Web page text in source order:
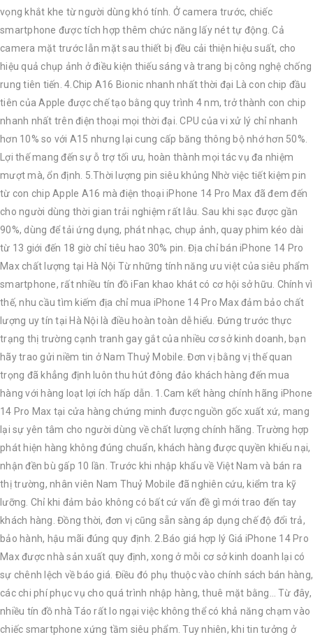
vọng khắt khe từ người dùng khó tính. Ở camera trước, chiếc
smartphone được tích hợp thêm chức năng lấy nét tự động. Cả
camera mặt trước lẫn mặt sau thiết bị đều cải thiện hiệu suất, cho
hiệu quả chụp ảnh ở điều kiện thiếu sáng và trang bị công nghệ chống
rung tiên tiến. 4.Chip A16 Bionic nhanh nhất thời đại Là con chip đầu
tiên của Apple được chế tạo bằng quy trình 4 nm, trở thành con chip
nhanh nhất trên điện thoại mọi thời đại. CPU của vi xử lý chỉ nhanh
hơn 10% so với A15 nhưng lại cung cấp băng thông bộ nhớ hơn 50%.
Lợi thế mang đến sự ỗ trợ tối ưu, hoàn thành mọi tác vụ đa nhiệm
mượt mà, ổn định. 5.Thời lượng pin siêu khủng Nhờ việc tiết kiệm pin
từ con chip Apple A16 mà điện thoại iPhone 14 Pro Max đã đem đến
cho người dùng thời gian trải nghiệm rất lâu. Sau khi sạc được gần
90%, dùng để tải ứng dụng, phát nhạc, chụp ảnh, quay phim kéo dài
từ 13 giới đến 18 giờ chỉ tiêu hao 30% pin. Địa chỉ bán iPhone 14 Pro
Max chất lượng tại Hà Nội Từ những tính năng ưu việt của siêu phẩm
smartphone, rất nhiều tín đồ iFan khao khát có cơ hội sở hữu. Chính vì
thế, nhu cầu tìm kiếm địa chỉ mua iPhone 14 Pro Max đảm bảo chất
lượng uy tín tại Hà Nội là điều hoàn toàn dễ hiểu. Đứng trước thực
trạng thị trường cạnh tranh gay gắt của nhiều cơ sở kinh doanh, bạn
hãy trao gửi niềm tin ở Nam Thuỷ Mobile. Đơn vị bằng vị thế quan
trọng đã khẳng định luôn thu hút đông đảo khách hàng đến mua
hàng với hàng loạt lợi ích hấp dẫn. 1.Cam kết hàng chính hãng iPhone
14 Pro Max tại cửa hàng chứng minh được nguồn gốc xuất xứ, mang
lại sự yên tâm cho người dùng về chất lượng chính hãng. Trường hợp
phát hiện hàng không đúng chuẩn, khách hàng được quyền khiếu nại,
nhận đền bù gấp 10 lần. Trước khi nhập khẩu về Việt Nam và bán ra
thị trường, nhân viên Nam Thuỷ Mobile đã nghiên cứu, kiểm tra kỹ
lưỡng. Chỉ khi đảm bảo không có bất cứ vấn đề gì mới trao đến tay
khách hàng. Đồng thời, đơn vị cũng sẵn sàng áp dụng chế độ đổi trả,
bảo hành, hậu mãi đúng quy định. 2.Báo giá hợp lý Giá iPhone 14 Pro
Max được nhà sản xuất quy định, xong ở mỗi cơ sở kinh doanh lại có
sự chênh lệch về báo giá. Điều đó phụ thuộc vào chính sách bán hàng,
các chi phí phục vụ cho quá trình nhập hàng, thuê mặt bằng… Từ đây,
nhiều tín đồ nhà Táo rất lo ngại việc không thể có khả năng chạm vào
chiếc smartphone xứng tầm siêu phẩm. Tuy nhiên, khi tin tưởng ở